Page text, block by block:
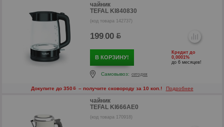
чайник
TEFAL KI840830
(код товара 142737)
199.00
В КОРЗИНУ!
Кредит до
0,0001%
до 6 месяцев!
Самовывоз: сегодня
Докупите до 350 – получите сковороду за 10 коп.! Подробнее
чайник
TEFAL KI666AE0
(код товара 170918)